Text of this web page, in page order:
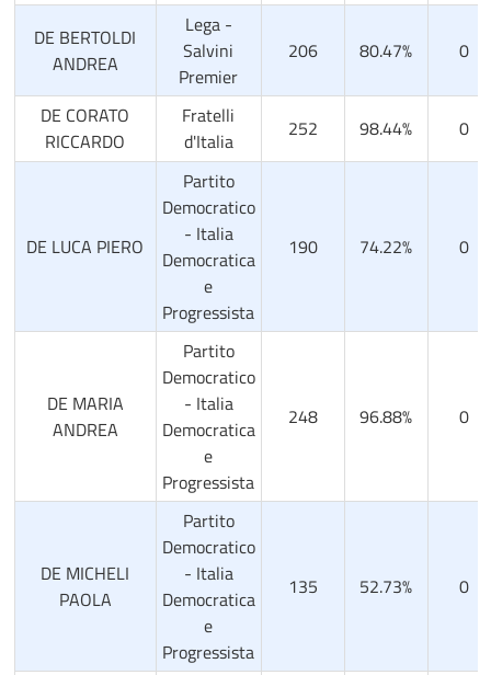
DE BERTOLDI
ANDREA
Lega -
Salvini
Premier
206 80.47% 0
DE CORATO
RICCARDO
Fratelli
d'Italia
252 98.44% 0
DE LUCA PIERO
Partito
Democratico
- Italia
Democratica
e
Progressista
190 74.22% 0
DE MARIA
ANDREA
Partito
Democratico
- Italia
Democratica
e
Progressista
248 96.88% 0
DE MICHELI
PAOLA
Partito
Democratico
- Italia
Democratica
e
Progressista
135 52.73% 0